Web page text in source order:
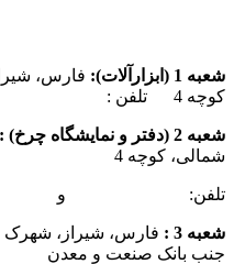
شعبه 1 (ابزارآلات):
فارس،
کوچه 4 تلفن :
شعبه 2 (دفتر و نمایشگاه چرخ) :
شمالی، کوچه 4
تلفن: و
شعبه 3 :
فارس، شیراز، شهرک
جنب بانک صنعت و معدن